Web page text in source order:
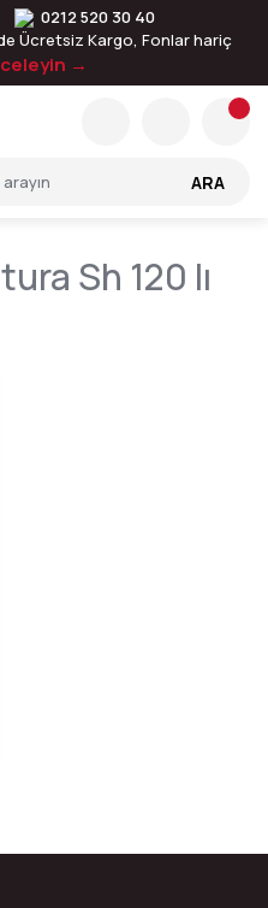
0212 520 30 40
Ücretsiz Kargo, Fonlar hariç
→
ARA
Sh 120 Iı